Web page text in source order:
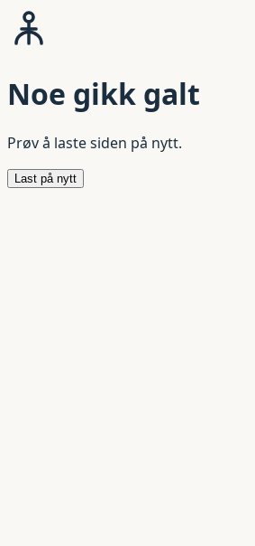
Noe gikk galt
Prøv å laste siden på nytt.
Last på nytt